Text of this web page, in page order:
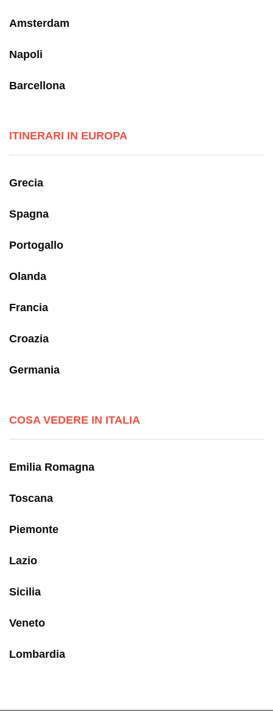
Amsterdam
Napoli
Barcellona
ITINERARI IN EUROPA
Grecia
Spagna
Portogallo
Olanda
Francia
Croazia
Germania
COSA VEDERE IN ITALIA
Emilia Romagna
Toscana
Piemonte
Lazio
Sicilia
Veneto
Lombardia